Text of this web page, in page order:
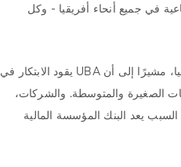
في جميع أنحاء أفريقيا - وكل
وفي حدث أقيم مؤخرًا، تحدث أيضًا المدير العام لمجموعة البنك، أوليفر ألاوبا، عن مآثر البنك التي يحسد عليها في أفريقيا، مشيرًا إلى أن UBA يقود الابتكار في
الصغيرة والمتوسطة. والشركات،
ولهذا السبب يعد البنك المؤسسة المالية